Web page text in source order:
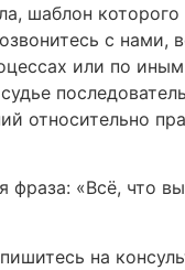
шаблон
с
или по
относительно
«Всё, что
на